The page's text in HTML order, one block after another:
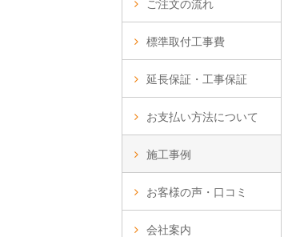
ご注文の流れ
標準取付工事費
延長保証・工事保証
お支払い方法について
施工事例
お客様の声・口コミ
会社案内